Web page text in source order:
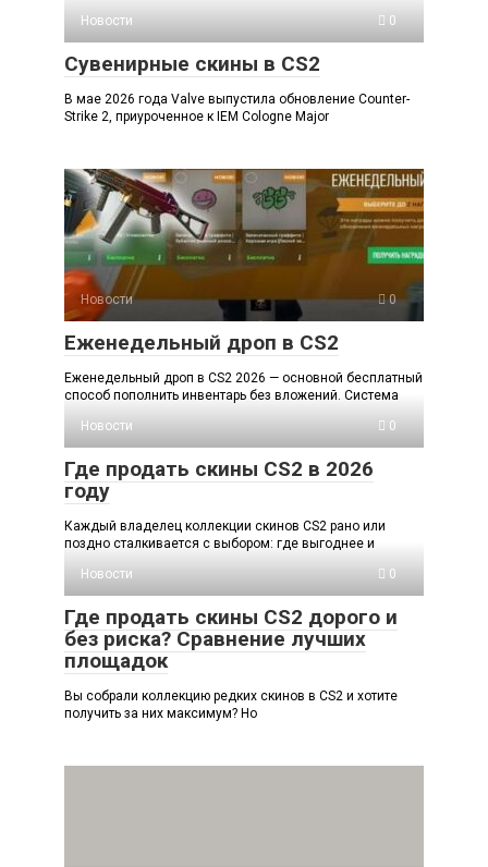
Новости
0
Сувенирные скины в CS2
В мае 2026 года Valve выпустила обновление Counter-
Strike 2, приуроченное к IEM Cologne Major
Новости 0
Еженедельный дроп в CS2
Еженедельный дроп в CS2 2026 — основной бесплатный
способ пополнить инвентарь без вложений. Система
Новости
0
Где продать скины CS2 в 2026
году
Каждый владелец коллекции скинов CS2 рано или
поздно сталкивается с выбором: где выгоднее и
Новости
0
Где продать скины CS2 дорого и
без риска? Сравнение лучших
площадок
Вы собрали коллекцию редких скинов в CS2 и хотите
получить за них максимум? Но